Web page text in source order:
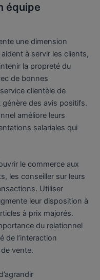
équipe
une dimension
à servir les clients,
la propreté du
de bonnes
clientèle de
des avis positifs.
améliore leurs
salariales qui
le commerce aux
les conseiller sur leurs
Utiliser
leur disposition à
à prix majorés.
du relationnel
de l’interaction
vente.